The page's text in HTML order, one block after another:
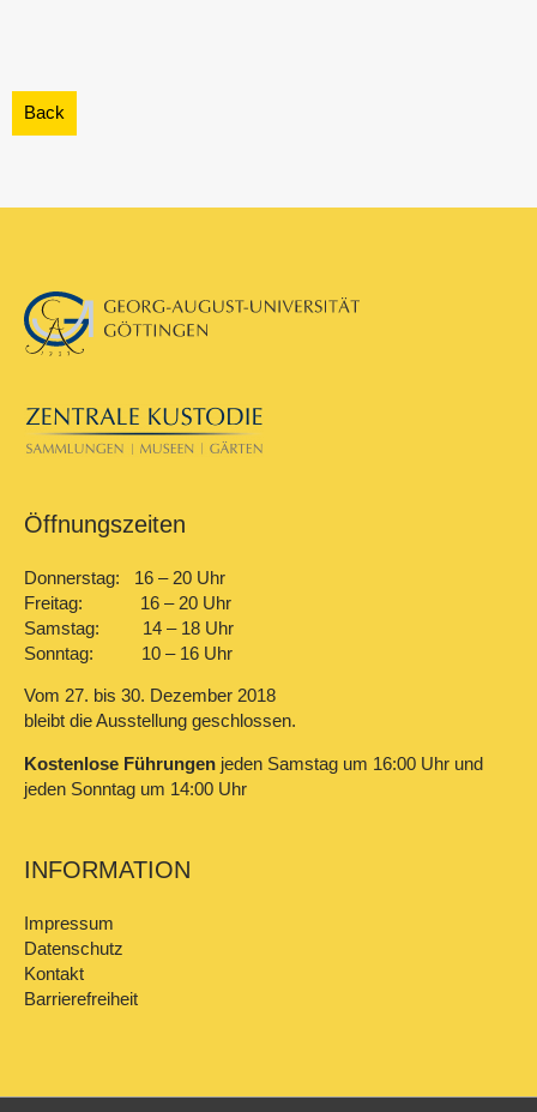
Öffnungszeiten
Donnerstag: 16 – 20 Uhr
Freitag: 16 – 20 Uhr
Samstag: 14 – 18 Uhr
Sonntag: 10 – 16 Uhr
Vom 27. bis 30. Dezember 2018
bleibt die Ausstellung geschlossen.
Kostenlose Führungen jeden Samstag um 16:00 Uhr und
jeden Sonntag um 14:00 Uhr
INFORMATION
Impressum
Datenschutz
Kontakt
Barrierefreiheit